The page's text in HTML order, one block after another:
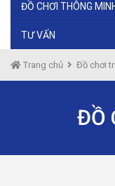
ĐỒ CHƠI THÔNG
TƯ VẤN
Trang chủ Đồ chơi
ĐỒ